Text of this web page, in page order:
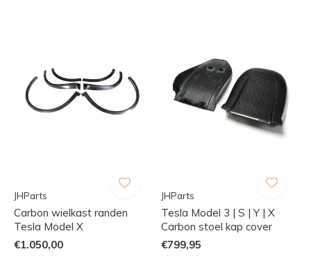
JHParts
Carbon wielkast randen
Tesla Model X
€1.050,00
JHParts
Tesla Model 3 | S | Y | X
Carbon stoel kap cover
€799,95